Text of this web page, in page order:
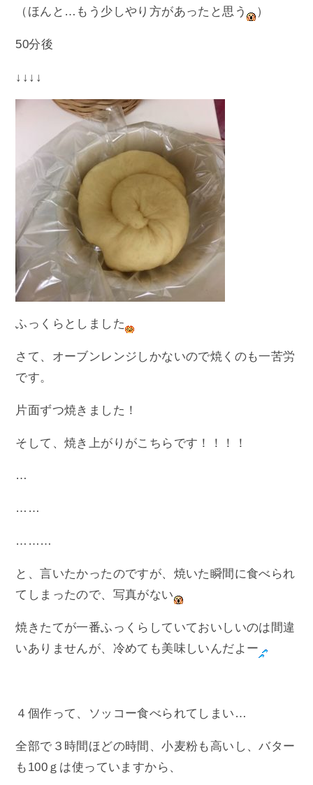
（ほんと…もう少しやり方があったと思う ）
50分後
↓↓↓↓
ふっくらとしました
さて、オーブンレンジしかないので焼くのも一苦労
です。
片面ずつ焼きました！
そして、焼き上がりがこちらです！！！！
…
……
………
と、言いたかったのですが、焼いた瞬間に食べられ
てしまったので、写真がない
焼きたてが一番ふっくらしていておいしいのは間違
いありませんが、冷めても美味しいんだよー
４個作って、ソッコー食べられてしまい…
全部で３時間ほどの時間、小麦粉も高いし、バター
も100ｇは使っていますから、